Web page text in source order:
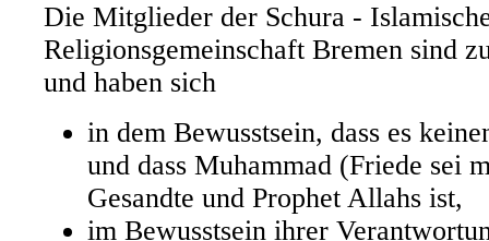
Die Mitglieder der Schura -
Religionsgemeinschaft Bremen sind
und haben sich
in dem Bewusstsein, dass es
und dass Muhammad (Friede sei
Gesandte und Prophet Allahs ist,
im Bewusstsein ihrer